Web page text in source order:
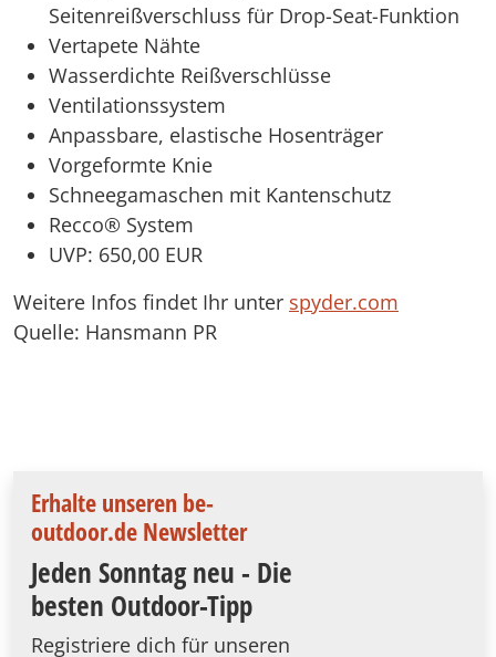
Seitenreißverschluss für Drop-Seat-Funktion
Vertapete Nähte
Wasserdichte Reißverschlüsse
Ventilationssystem
Anpassbare, elastische Hosenträger
Vorgeformte Knie
Schneegamaschen mit Kantenschutz
Recco® System
UVP: 650,00 EUR
Weitere Infos findet Ihr unter spyder.com
Quelle: Hansmann PR
Erhalte unseren be-
outdoor.de Newsletter
Jeden Sonntag neu - Die
besten Outdoor-Tipp
Registriere dich für unseren